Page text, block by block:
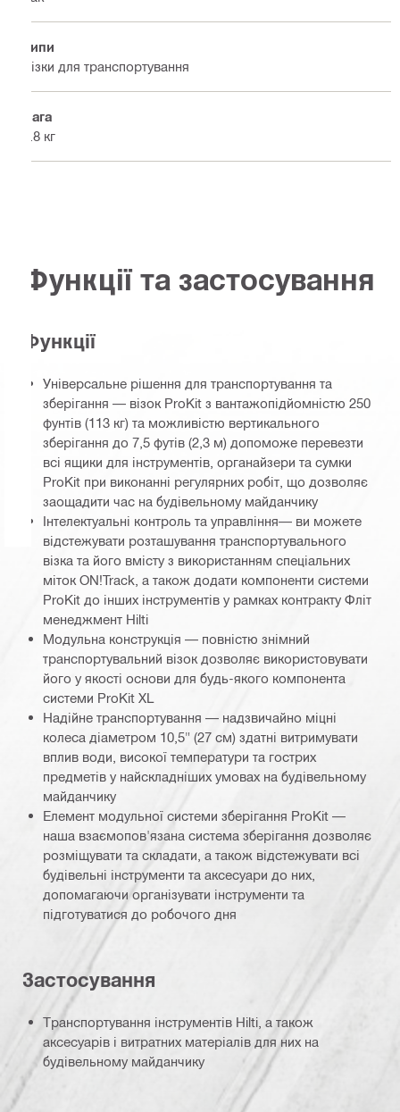
Типи
Візки для транспортування
Вага
7.8 кг
Функції та застосування
Функції
Універсальне рішення для транспортування та
зберігання — візок ProKit з вантажопідйомністю 250
фунтів (113 кг) та можливістю вертикального
зберігання до 7,5 футів (2,3 м) допоможе перевезти
всі ящики для інструментів, органайзери та сумки
ProKit при виконанні регулярних робіт, що дозволяє
заощадити час на будівельному майданчику
Інтелектуальні контроль та управління— ви можете
відстежувати розташування транспортувального
візка та його вмісту з використанням спеціальних
міток ON!Track, а також додати компоненти системи
ProKit до інших інструментів у рамках контракту Фліт
менеджмент Hilti
Модульна конструкція — повністю знімний
транспортувальний візок дозволяє використовувати
його у якості основи для будь-якого компонента
системи ProKit XL
Надійне транспортування — надзвичайно міцні
колеса діаметром 10,5" (27 см) здатні витримувати
вплив води, високої температури та гострих
предметів у найскладніших умовах на будівельному
майданчику
Елемент модульної системи зберігання ProKit —
наша взаємопов'язана система зберігання дозволяє
розміщувати та складати, а також відстежувати всі
будівельні інструменти та аксесуари до них,
допомагаючи організувати інструменти та
підготуватися до робочого дня
Застосування
Транспортування інструментів Hilti, а також
аксесуарів і витратних матеріалів для них на
будівельному майданчику